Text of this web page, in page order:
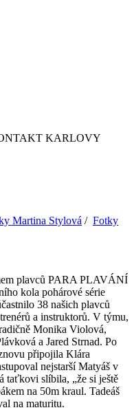
KARLOVY
Martina Stylová / Fotky
plavců PARA PLAVÁNÍ
kola pohárové série
38 našich plavců
a instruktorů. V týmu,
Monika Violová,
a Jared Strnad. Po
připojila Klára
nejstarší Matyáš v
taťkovi slíbila, „že si ještě
na 50m kraul. Tadeáš
na maturitu.